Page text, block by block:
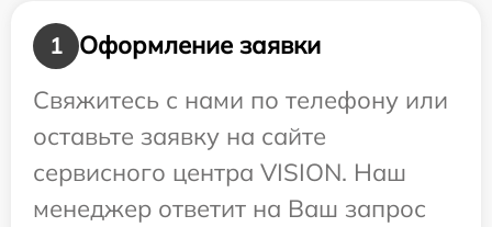
1
Оформление заявки
Свяжитесь с нами по телефону или
оставьте заявку на сайте
сервисного центра VISION. Наш
менеджер ответит на Ваш запрос